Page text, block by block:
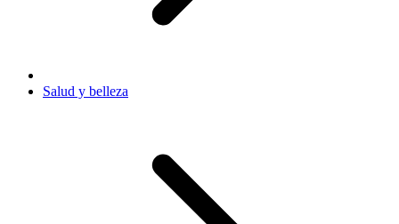
Salud y belleza